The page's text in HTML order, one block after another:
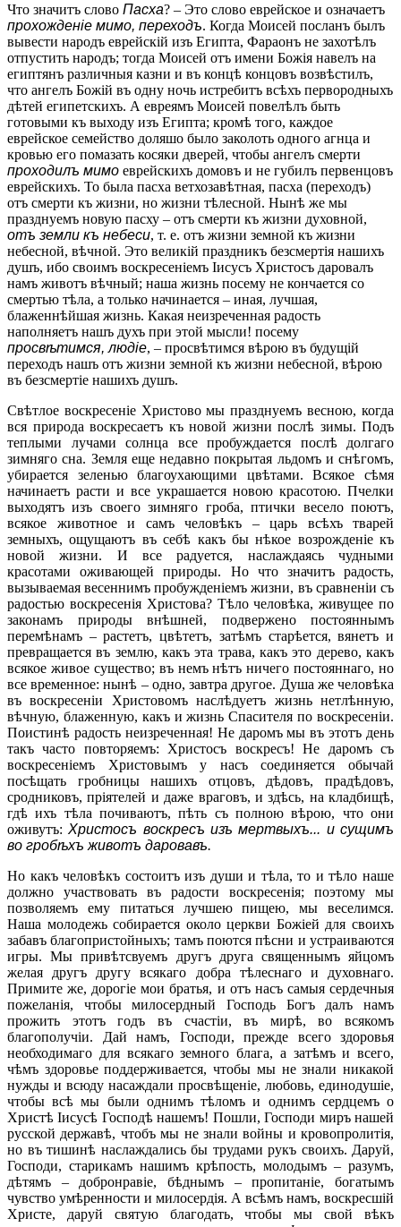
Что значитъ слово Пасха? – Это слово еврейское и означаетъ
прохожденіе мимо, переходъ. Когда Моисей посланъ былъ
вывести народъ еврейскій изъ Египта, Фараонъ не захотѣлъ
отпустить народъ; тогда Моисей отъ имени Божія навелъ на
египтянъ различныя казни и въ концѣ концовъ возвѣстилъ,
что ангелъ Божій въ одну ночь истребитъ всѣхъ первородныхъ
дѣтей египетскихъ. А евреямъ Моисей повелѣлъ быть
готовыми къ выходу изъ Египта; кромѣ того, каждое
еврейское семейство доляшо было заколоть одного агнца и
кровью его помазать косяки дверей, чтобы ангелъ смерти
проходилъ мимо еврейскихъ домовъ и не губилъ первенцовъ
еврейскихъ. То была пасха ветхозавѣтная, пасха (переходъ)
отъ смерти къ жизни, но жизни тѣлесной. Нынѣ же мы
празднуемъ новую пасху – отъ смерти къ жизни духовной,
отъ земли къ небеси, т. е. отъ жизни земной къ жизни
небесной, вѣчной. Это великій праздникъ безсмертія нашихъ
душъ, ибо своимъ воскресеніемъ Іисусъ Христосъ даровалъ
намъ животъ вѣчный; наша жизнь посему не кончается со
смертью тѣла, а только начинается – иная, лучшая,
блаженнѣйшая жизнь. Какая неизреченная радость
наполняетъ нашъ духъ при этой мысли! посему
просвѣтимся, людіе, – просвѣтимся вѣрою въ будущій
переходъ нашъ отъ жизни земной къ жизни небесной, вѣрою
въ безсмертіе нашихъ душъ.
Свѣтлое воскресеніе Христово мы празднуемъ весною, когда
вся природа воскресаетъ къ новой жизни послѣ зимы. Подъ
теплыми лучами солнца все пробуждается послѣ долгаго
зимняго сна. Земля еще недавно покрытая льдомъ и снѣгомъ,
убирается зеленью благоухающими цвѣтами. Всякое сѣмя
начинаетъ расти и все украшается новою красотою. Пчелки
выходятъ изъ своего зимняго гроба, птички весело поютъ,
всякое животное и самъ человѣкъ – царь всѣхъ тварей
земныхъ, ощущаютъ въ себѣ какъ бы нѣкое возрожденіе къ
новой жизни. И все радуется, наслаждаясь чудными
красотами оживающей природы. Но что значитъ радость,
вызываемая весеннимъ пробужденіемъ жизни, въ сравненіи съ
радостью воскресенія Христова? Тѣло человѣка, живущее по
законамъ природы внѣшней, подвержено постояннымъ
перемѣнамъ – растетъ, цвѣтетъ, затѣмъ старѣется, вянетъ и
превращается въ землю, какъ эта трава, какъ это дерево, какъ
всякое живое существо; въ немъ нѣтъ ничего постояннаго, но
все временное: нынѣ – одно, завтра другое. Душа же человѣка
въ воскресеніи Христовомъ наслѣдуетъ жизнь нетлѣнную,
вѣчную, блаженную, какъ и жизнь Спасителя по воскресеніи.
Поистинѣ радость неизреченная! Не даромъ мы въ этотъ день
такъ часто повторяемъ: Христосъ воскресъ! Не даромъ съ
воскресеніемъ Христовымъ у насъ соединяется обычай
посѣщать гробницы нашихъ отцовъ, дѣдовъ, прадѣдовъ,
сродниковъ, пріятелей и даже враговъ, и здѣсь, на кладбищѣ,
гдѣ ихъ тѣла почиваютъ, пѣть съ полною вѣрою, что они
оживутъ: Христосъ воскресъ изъ мертвыхъ... и сущимъ
во гробѣхъ животъ даровавъ.
Но какъ человѣкъ состоитъ изъ души и тѣла, то и тѣло наше
должно участвовать въ радости воскресенія; поэтому мы
позволяемъ ему питаться лучшею пищею, мы веселимся.
Наша молодежь собирается около церкви Божіей для своихъ
забавъ благопристойныхъ; тамъ поются пѣсни и устраиваются
игры. Мы привѣтсвуемъ другъ друга священнымъ яйцомъ
желая другъ другу всякаго добра тѣлеснаго и духовнаго.
Примите же, дорогіе мои братья, и отъ насъ самыя сердечныя
пожеланія, чтобы милосердный Господь Богъ далъ намъ
прожить этотъ годъ въ счастіи, въ мирѣ, во всякомъ
благополучіи. Дай намъ, Господи, прежде всего здоровья
необходимаго для всякаго земного блага, а затѣмъ и всего,
чѣмъ здоровье поддерживается, чтобы мы не знали никакой
нужды и всюду насаждали просвѣщеніе, любовь, единодушіе,
чтобы всѣ мы были однимъ тѣломъ и однимъ сердцемъ о
Христѣ Іисусѣ Господѣ нашемъ! Пошли, Господи миръ нашей
русской державѣ, чтобъ мы не знали войны и кровопролитія,
но въ тишинѣ наслаждались бы трудами рукъ своихъ. Даруй,
Господи, старикамъ нашимъ крѣпость, молодымъ – разумъ,
дѣтямъ – добронравіе, бѣднымъ – пропитаніе, богатымъ
чувство умѣренности и милосердія. А всѣмъ намъ, воскресшій
Христе, даруй святую благодать, чтобы мы свой вѣкъ